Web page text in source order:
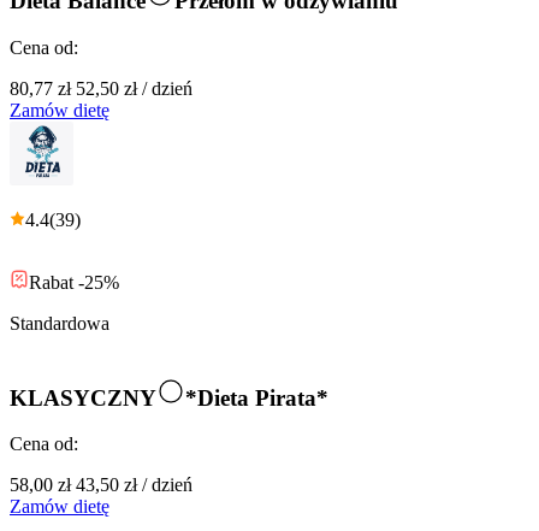
Cena od:
80,77 zł 52,50 zł/dzień
Zamów dietę
4.4(39)
Rabat -25%
Standardowa
KLASYCZNY *Dieta Pirata*
Cena od:
58,00 zł 43,50 zł/dzień
Zamów dietę